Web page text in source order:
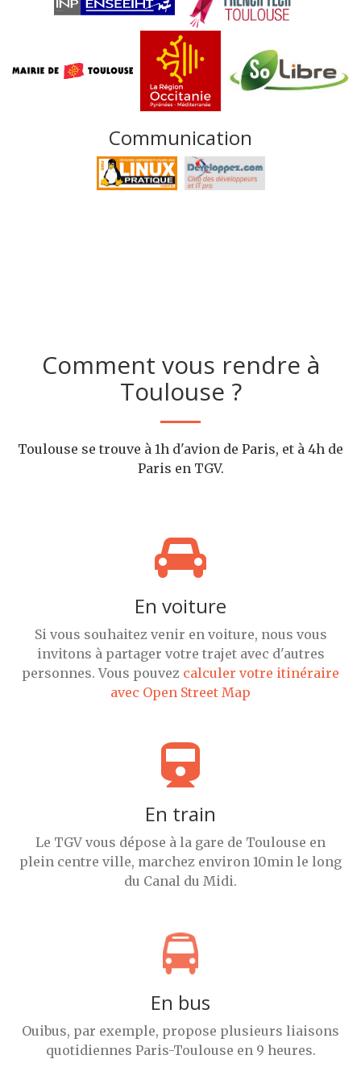
Communication
Comment vous rendre à
Toulouse ?
Toulouse se trouve à 1h d'avion de Paris, et à 4h de
Paris en TGV.
En voiture
Si vous souhaitez venir en voiture, nous vous
invitons à partager votre trajet avec d'autres
personnes. Vous pouvez calculer votre itinéraire
avec Open Street Map
En train
Le TGV vous dépose à la gare de Toulouse en
plein centre ville, marchez environ 10min le long
du Canal du Midi.
En bus
Ouibus, par exemple, propose plusieurs liaisons
quotidiennes Paris-Toulouse en 9 heures.